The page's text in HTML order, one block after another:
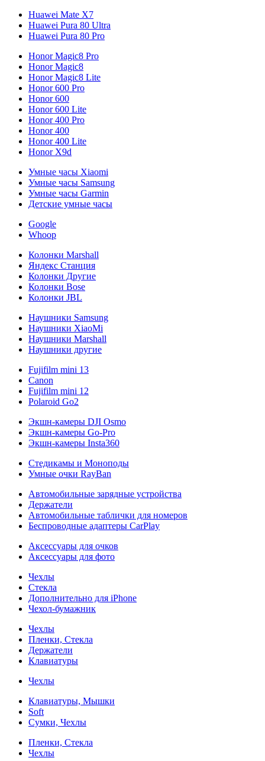
Huawei Mate X7
Huawei Pura 80 Ultra
Huawei Pura 80 Pro
Honor Magic8 Pro
Honor Magic8
Honor Magic8 Lite
Honor 600 Pro
Honor 600
Honor 600 Lite
Honor 400 Pro
Honor 400
Honor 400 Lite
Honor X9d
Умные часы Xiaomi
Умные часы Samsung
Умные часы Garmin
Детские умные часы
Google
Whoop
Колонки Marshall
Яндекс Станция
Колонки Другие
Колонки Bose
Колонки JBL
Наушники Samsung
Наушники XiaoMi
Наушники Marshall
Наушники другие
Fujifilm mini 13
Canon
Fujifilm mini 12
Polaroid Go2
Экшн-камеры DJI Osmo
Экшн-камеры Go-Pro
Экшн-камеры Insta360
Стедикамы и Моноподы
Умные очки RayBan
Автомобильные зарядные устройства
Держатели
Автомобильные таблички для номеров
Беспроводные адаптеры CarPlay
Аксессуары для очков
Аксессуары для фото
Чехлы
Стекла
Дополнительно для iPhone
Чехол-бумажник
Чехлы
Пленки, Стекла
Держатели
Клавиатуры
Чехлы
Клавиатуры, Мышки
Soft
Сумки, Чехлы
Пленки, Стекла
Чехлы